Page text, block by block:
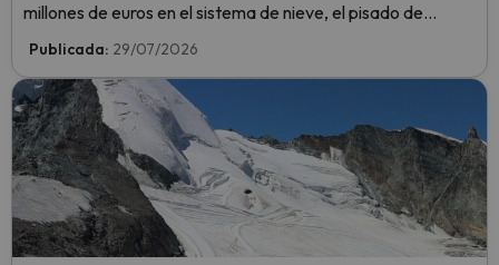
millones de euros en el sistema de nieve, el pisado de
pistas, la gestión de remontes y la reordenación de
Publicada: 29/07/2026